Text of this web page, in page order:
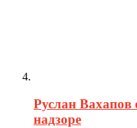
Руслан Вахапов
надзоре